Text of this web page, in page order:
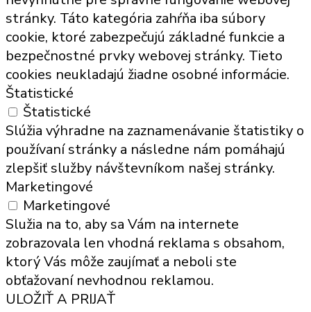
stránky. Táto kategória zahŕňa iba súbory
cookie, ktoré zabezpečujú základné funkcie a
bezpečnostné prvky webovej stránky. Tieto
cookies neukladajú žiadne osobné informácie.
Štatistické
Štatistické
Slúžia výhradne na zaznamenávanie štatistiky o
používaní stránky a následne nám pomáhajú
zlepšiť služby návštevníkom našej stránky.
Marketingové
Marketingové
Služia na to, aby sa Vám na internete
zobrazovala len vhodná reklama s obsahom,
ktorý Vás môže zaujímať a neboli ste
obťažovaní nevhodnou reklamou.
ULOŽIŤ A PRIJAŤ